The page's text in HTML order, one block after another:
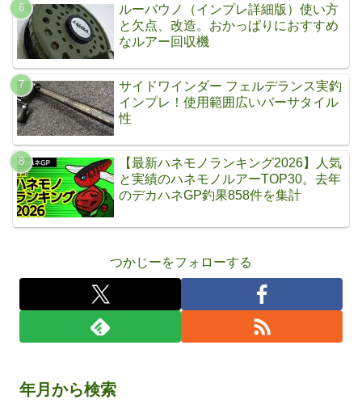
ルーバウノ（インプレ詳細版）使い方
と欠点、改造。おかっぱりにおすすめ
なルアー回収機
サイドワインダー フェルデランス実釣
インプレ！使用範囲広いバーサタイル
性
【最新ハネモノランキング2026】人気
と実績のハネモノルアーTOP30。去年
のデカハネGP釣果858件を集計
つかじーをフォローする
年月から検索